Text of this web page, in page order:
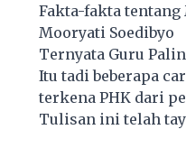
Fakta-fakta
Mooryati Soedibyo
Ternyata Guru
Itu tadi beberapa
terkena PHK dari
Tulisan ini telah